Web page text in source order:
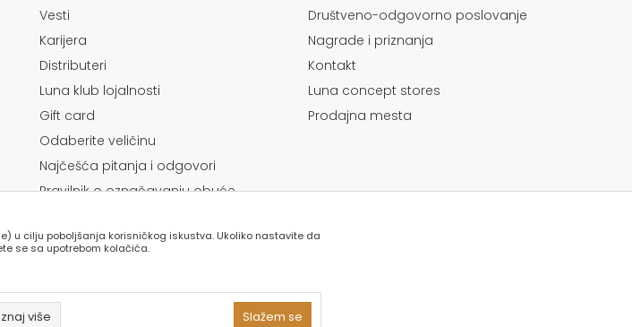
Vesti
Karijera
Distributeri
Luna klub lojalnosti
Gift card
Odaberite veličinu
Najčešća pitanja i odgovori
Pravilnik o označavanju obuće
Društveno-odgovorno poslovanje
Nagrade i priznanja
Kontakt
Luna concept stores
Prodajna mesta
u cilju poboljšanja korisničkog iskustva. Ukoliko nastavite da
se sa upotrebom kolačića.
više Slažem se